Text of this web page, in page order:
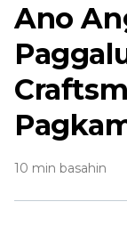
Ano
10 min basahin